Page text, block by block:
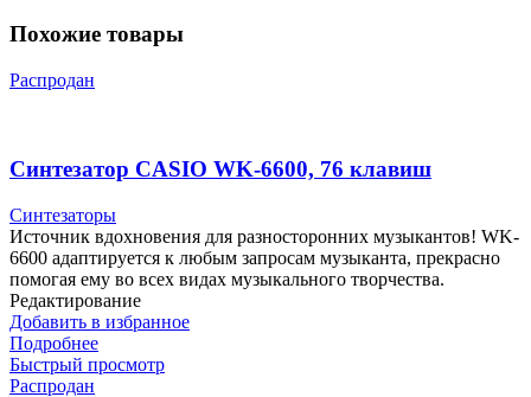
Похожие товары
Распродан
Синтезатор CASIO WK-6600, 76 клавиш
Синтезаторы
Источник вдохновения для разносторонних музыкантов! WK-
6600 адаптируется к любым запросам музыканта, прекрасно
помогая ему во всех видах музыкального творчества.
Редактирование
Добавить в избранное
Подробнее
Быстрый просмотр
Распродан